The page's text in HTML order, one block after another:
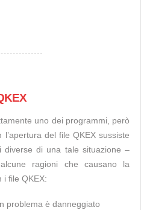
uno dei programmi, però
del file QKEX sussiste
diverse di una tale situazione –
ragioni che causano la
i file QKEX:
problema è danneggiato